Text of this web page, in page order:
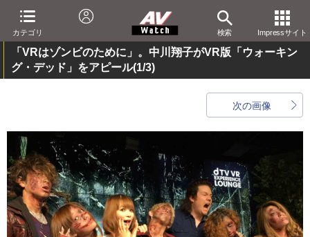
カテゴリ 検索 Impressサイト
「VRはゾンビのために」。中川翔子がVR版「ウォーキン
グ・デッド」をアピール(1/3)
次の画像